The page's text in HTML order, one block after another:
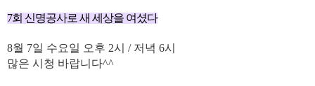
7회 신명공사로 새 세상을 여셨다
8월 7일 수요일 오후 2시 / 저녁 6시
많은 시청 바랍니다^^